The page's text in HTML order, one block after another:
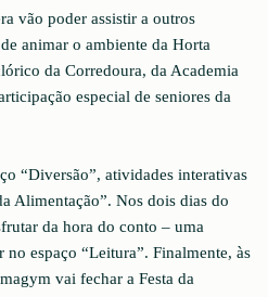
vão poder assistir a outros
animar o ambiente da Horta
da Corredoura, da Academia
especial de seniores da
“Diversão”, atividades interativas
Alimentação”. Nos dois dias do
da hora do conto – uma
espaço “Leitura”. Finalmente, às
vai fechar a Festa da